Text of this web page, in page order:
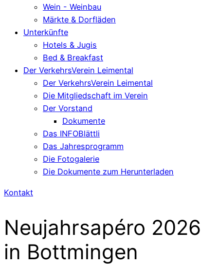
Wein - Weinbau
Märkte & Dorfläden
Unterkünfte
Hotels & Jugis
Bed & Breakfast
Der VerkehrsVerein Leimental
Der VerkehrsVerein Leimental
Die Mitgliedschaft im Verein
Der Vorstand
Dokumente
Das INFOBlättli
Das Jahresprogramm
Die Fotogalerie
Die Dokumente zum Herunterladen
Kontakt
Neujahrsapéro 2026
in Bottmingen